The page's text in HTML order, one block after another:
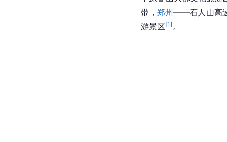
带，郑州——石人山高
游景区[1] 。